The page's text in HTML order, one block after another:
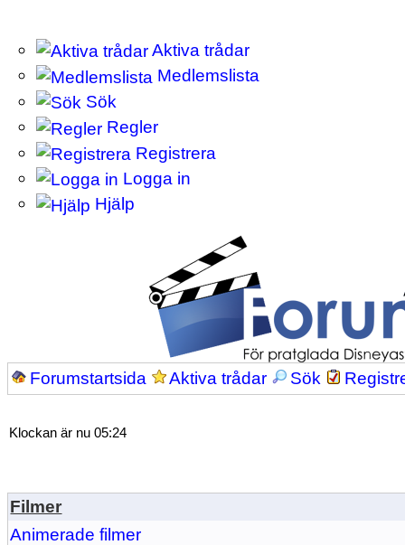
Aktiva trådar
Medlemslista
Sök
Regler
Registrera
Logga in
Hjälp
Forumstartsida Aktiva trådar Sök
Klockan är nu 05:24
Filmer
Animerade filmer